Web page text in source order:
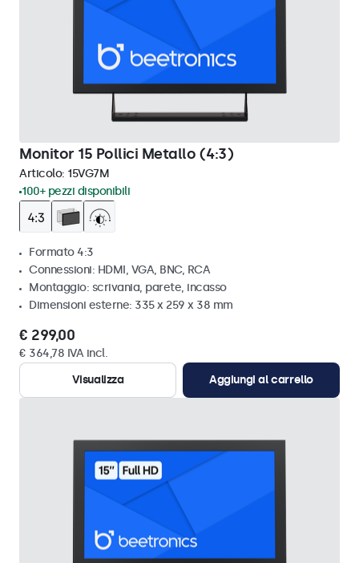
Monitor 15 Pollici Metallo (4:3)
Articolo: 15VG7M
100+ pezzi disponibili
Formato 4:3
Connessioni: HDMI, VGA, BNC, RCA
Montaggio: scrivania, parete, incasso
Dimensioni esterne: 335 x 259 x 38 mm
€ 299,00
€ 364,78 IVA incl.
Visualizza
Aggiungi al carrello